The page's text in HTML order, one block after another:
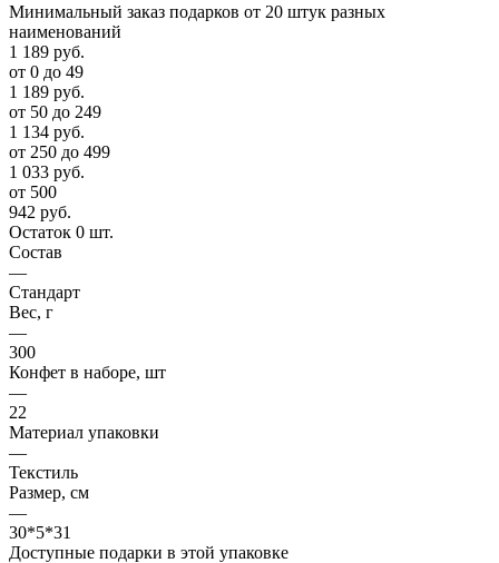
Минимальный заказ подарков от 20 штук разных
наименований
1 189 руб.
от 0 до 49
1 189 руб.
от 50 до 249
1 134 руб.
от 250 до 499
1 033 руб.
от 500
942 руб.
Остаток 0 шт.
Состав
—
Стандарт
Вес, г
—
300
Конфет в наборе, шт
—
22
Материал упаковки
—
Текстиль
Размер, см
—
30*5*31
Доступные подарки в этой упаковке